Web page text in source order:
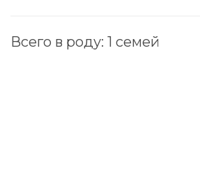
Всего в роду: 1 семей